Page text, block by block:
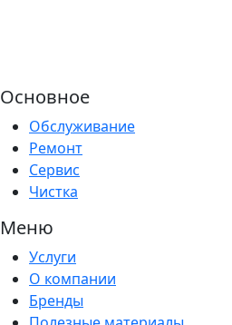
Основное
Обслуживание
Ремонт
Сервис
Чистка
Меню
Услуги
О компании
Бренды